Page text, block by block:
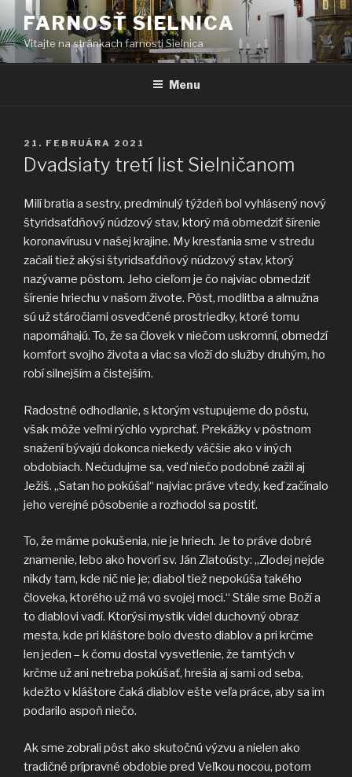
Prejsť
na
obsah
FARNOSŤ SIELNICA
Vitajte na stránkach farnosti Sielnica
Menu
PUBLIKOVANÉ
21. FEBRUÁRA 2021
Dvadsiaty tretí list Sielničanom
Milí bratia a sestry, predminulý týždeň bol vyhlásený nový
štyridsaťdňový núdzový stav, ktorý má obmedziť šírenie
koronavírusu v našej krajine. My kresťania sme v stredu
začali tiež akýsi štyridsaťdňový núdzový stav, ktorý
nazývame pôstom. Jeho cieľom je čo najviac obmedziť
šírenie hriechu v našom živote. Pôst, modlitba a almužna
sú už stáročiami osvedčené prostriedky, ktoré tomu
napomáhajú. To, že sa človek v niečom uskromní, obmedzí
komfort svojho života a viac sa vloží do služby druhým, ho
robí silnejším a čistejším.
Radostné odhodlanie, s ktorým vstupujeme do pôstu,
však môže veľmi rýchlo vyprchať. Prekážky v pôstnom
snažení bývajú dokonca niekedy väčšie ako v iných
obdobiach. Nečudujme sa, veď niečo podobné zažil aj
Ježiš. „Satan ho pokúšal“ najviac práve vtedy, keď začínalo
jeho verejné pôsobenie a rozhodol sa postiť.
To, že máme pokušenia, nie je hriech. Je to práve dobré
znamenie, lebo ako hovorí sv. Ján Zlatoústy: „Zlodej nejde
nikdy tam, kde nič nie je; diabol tiež nepokúša takého
človeka, ktorého už má vo svojej moci.“ Stále sme Boží a
to diablovi vadí. Ktorýsi mystik videl duchovný obraz
mesta, kde pri kláštore bolo dvesto diablov a pri krčme
len jeden – k čomu dostal vysvetlenie, že tamtých v
krčme už ani netreba pokúšať, hrešia aj sami od seba,
kdežto v kláštore čaká diablov ešte veľa práce, aby sa im
podarilo aspoň niečo.
Ak sme zobrali pôst ako skutočnú výzvu a nielen ako
tradičné prípravné obdobie pred Veľkou nocou, potom